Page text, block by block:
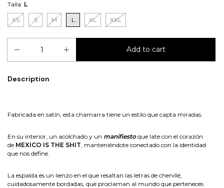
Talla: L
XS S M L XL XXL
Description
Fabricada en satín, esta chamarra tiene un estilo que capta miradas.
En su interior, un acolchado y un manifiesto que late con el corazón
de MEXICO IS THE SHIT, manteniéndote conectado con la identidad
que nos define.
La espalda es un lienzo en el que resaltan las letras de chenillé,
cuidadosamente bordadas, que proclaman al mundo que perteneces